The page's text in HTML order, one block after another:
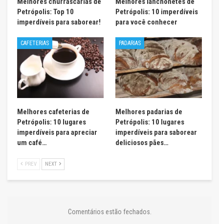
Petrópolis: Top 10
imperdíveis para saborear!
Petrópolis: 10 imperdíveis
para você conhecer
CAFETERIAS
Melhores cafeterias de
Petrópolis: 10 lugares
imperdíveis para apreciar
um café…
PADARIAS
Melhores padarias de
Petrópolis: 10 lugares
imperdíveis para saborear
deliciosos pães…
PREV NEXT
Comentários estão fechados.